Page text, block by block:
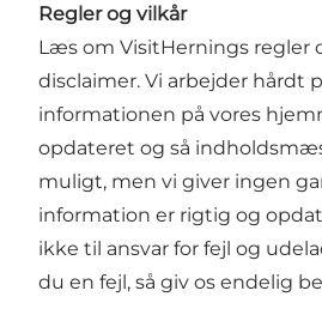
Regler og vilkår
Læs om VisitHernings regler
disclaimer. Vi arbejder hårdt
informationen på vores
opdateret og så
muligt, men vi giver ingen
information er rigtig og
ikke til ansvar for fejl og
du en fejl, så giv os endelig